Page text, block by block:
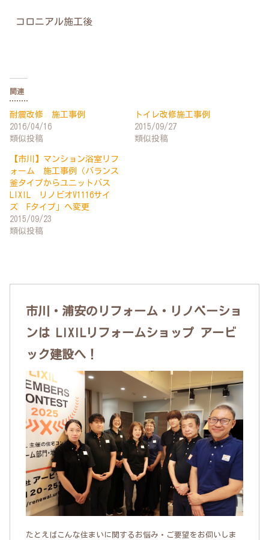
コロニアル施工後
関連
耐震改修 施工事例
2016/04/16
類似投稿
トイレ改修施工事例
2015/09/27
類似投稿
【市川】マンション浴室リフ
ォーム 施工事例（バランス
釜タイプからユニットバス
LIXIL リノビオV1116サイ
ズ Fタイプ」へ変更
2015/09/23
類似投稿
市川・浦安のリフォーム・リノベーショ
ンは LIXILリフォームショップ アービ
ック建設へ！
たとえばこんな住まいに関するお悩み・ご要望をお伺いしま